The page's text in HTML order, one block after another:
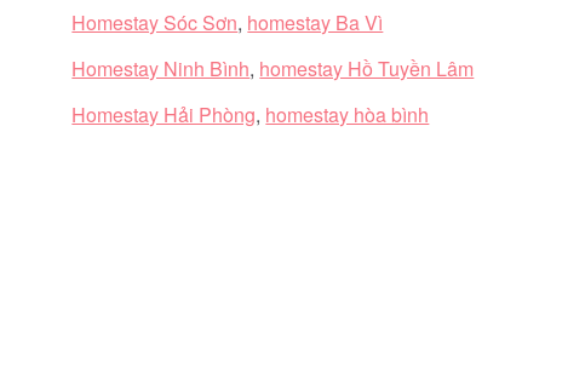
Homestay Sóc Sơn, homestay Ba Vì
Homestay Ninh Bình, homestay Hồ Tuyền Lâm
Homestay Hải Phòng, homestay hòa bình